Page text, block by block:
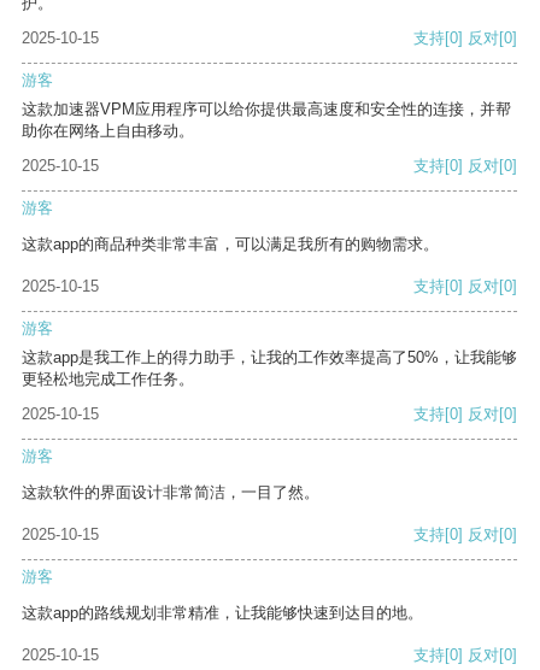
2025-10-15
支持[0] 反对[0]
游客
这款加速器VPM应用程序可以给你提供最高速度和安全性的连接，并帮
助你在网络上自由移动。
2025-10-15
支持[0] 反对[0]
游客
这款app的商品种类非常丰富，可以满足我所有的购物需求。
2025-10-15 支持[0] 反对[0]
游客
这款app是我工作上的得力助手，让我的工作效率提高了50%，让我能够
更轻松地完成工作任务。
2025-10-15
支持[0] 反对[0]
游客
这款软件的界面设计非常简洁，一目了然。
2025-10-15 支持[0] 反对[0]
游客
这款app的路线规划非常精准，让我能够快速到达目的地。
2025-10-15 支持[0] 反对[0]